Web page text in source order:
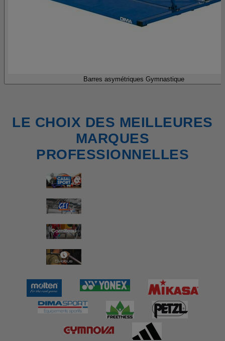
Barres asymétriques Gymnastique
LE CHOIX DES MEILLEURES
MARQUES
PROFESSIONNELLES